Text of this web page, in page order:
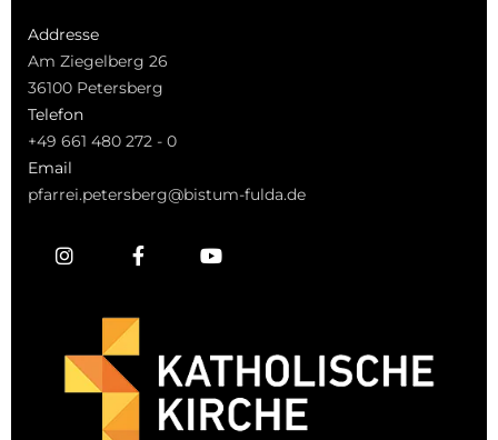
Addresse
Am Ziegelberg 26
36100 Petersberg
Telefon
+49 661 480 272 - 0
Email
pfarrei.petersberg@bistum-fulda.de